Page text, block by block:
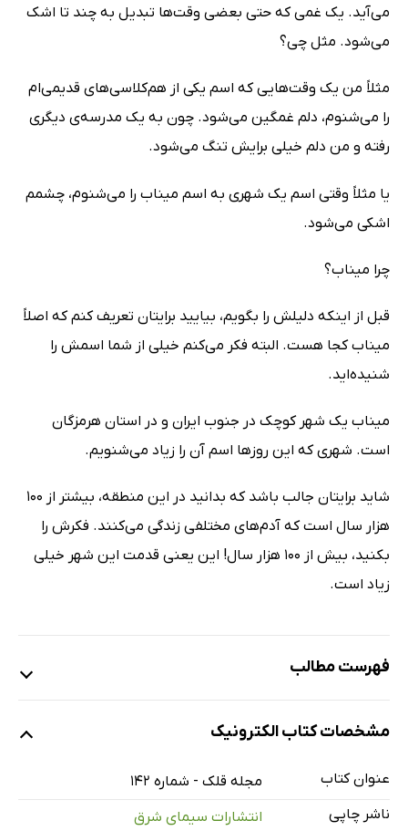
می‌آید. یک غمی که حتی بعضی وقت‌ها تبدیل به چند تا اشک
می‌شود. مثل چی؟
مثلاً من یک وقت‌هایی که اسم یکی از هم‌کلاسی‌های قدیمی‌ام
را می‌شنوم، دلم غمگین می‌شود. چون به یک مدرسه‌ی دیگری
رفته و من دلم خیلی برایش تنگ می‌شود.
یا مثلاً وقتی اسم یک شهری به اسم میناب را می‌شنوم، چشمم
اشکی می‌شود.
چرا میناب؟
قبل از اینکه دلیلش را بگویم، بیایید برایتان تعریف کنم که اصلاً
میناب کجا هست. البته فکر می‌کنم خیلی از شما اسمش را
شنیده‌اید.
میناب یک شهر کوچک در جنوب ایران و در استان هرمزگان
است. شهری که این روزها اسم آن را زیاد می‌شنویم.
شاید برایتان جالب باشد که بدانید در این منطقه، بیشتر از 100
هزار سال است که آدم‌های مختلفی زندگی می‌کنند. فکرش را
بکنید، بیش از 100 هزار سال! این یعنی قدمت این شهر خیلی
زیاد است.
فهرست مطالب
خوش‌به‌حال آسمان
دیو دست‌به‌کار شد و طوفانی راه انداخت
مشخصات کتاب الکترونیک
عنوان کتاب
مجله قلک - شماره 142
ناشر چاپی
انتشارات سیمای شرق